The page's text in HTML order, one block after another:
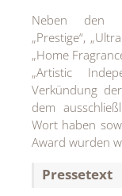
sh!ne by
Sicheldorfer
TK Maxx
True Co.
Neben den
„Prestige“,
„Home
„Artistic
Verkündung
dem
Wort haben
Award wurden
Pressetext